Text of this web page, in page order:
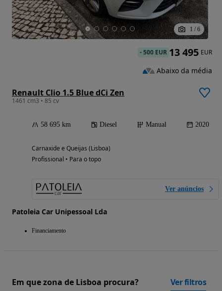
1 / 6
Renault Clio 1.5 Blue dCi Zen
1461 cm3 • 85 cv
58 695 km Diesel Manual 2020
Carnaxide e Queijas (Lisboa)
Profissional • Para o topo
Ver anúncios
Patoleia Car Unipessoal Lda
Financiamento
-500 EUR 13 495 EUR
Abaixo da média
Em que zona de Lisboa procura? Ver filtros